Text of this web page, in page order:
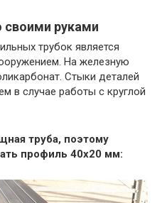
своими руками
трубок является
На железную
Стыки деталей
в случае работы с круглой
труба, поэтому
профиль 40х20 мм: